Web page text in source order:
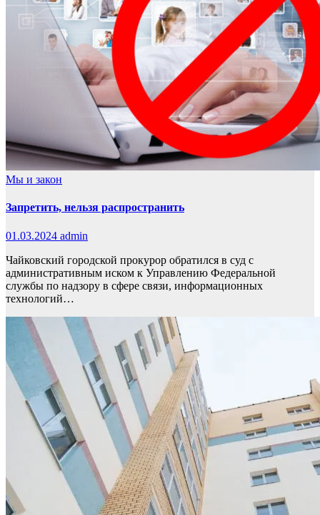
Мы и закон
Запретить, нельзя распространить
01.03.2024 admin
Чайковский городской прокурор обратился в суд с
административным иском к Управлению Федеральной
службы по надзору в сфере связи, информационных
технологий…